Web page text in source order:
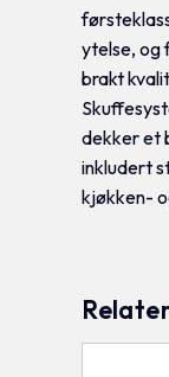
ytelse, og
brakt
dekker et
inkludert
kjøkken-